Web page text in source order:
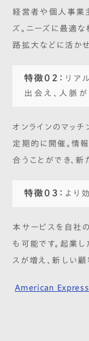
経営者や個人事業
ズ。ニーズに最適
路拡大などに活かせ
特徴02： リア
出会え、人脈
オンラインのマッチ
定期的に開催。情
合うことができ、
特徴03： より
本サービスを自社
も可能です。起業
スが増え、新しい
American